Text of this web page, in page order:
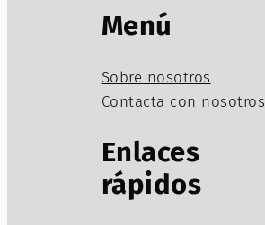
Menú
Sobre nosotros
Contacta con nosotros
Enlaces
rápidos